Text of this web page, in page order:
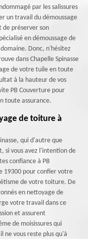
par les salissures
un travail du démoussage
de préserver son
en démoussage de
Donc, n'hésitez
dans Chapelle Spinasse
de votre tuile en toute
à la hauteur de vos
PB Couverture pour
toute assurance.
de toiture à
qui d'autre que
si vous avez l'intention de
confiance à PB
19300 pour confier votre
de votre toiture. De
en nettoyage de
votre travail dans ce
et assurent
de moisissures qui
ne vous reste plus qu'à